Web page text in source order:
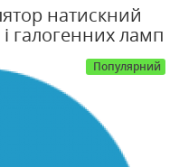
натискний
галогенних ламп
Популярний